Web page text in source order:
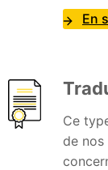
En
Ce
de